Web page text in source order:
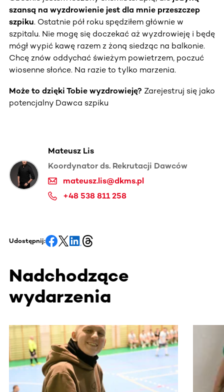
szansą na wyzdrowienie jest dla mnie przeszczep
szpiku. Ostatnie pół roku spędziłem głównie w
szpitalu. Nie mogę się doczekać aż wyzdrowieję i będę
mógł wypić kawę razem z żoną siedząc na balkonie.
Chcę znów oddychać świeżym powietrzem, poczuć
wiosenne słońce. Na razie to tylko marzenia.
Może to dzięki Tobie wyzdrowieję? Zarejestruj się jako
potencjalny Dawca szpiku
Mateusz Lis
Koordynator ds. Rekrutacji Dawców
mateusz.lis@dkms.pl
+48 538 811 258
Udostępnij:
Nadchodzące
wydarzenia
Ta sekcja zawiera treści przewijane w poziomie. Użyj